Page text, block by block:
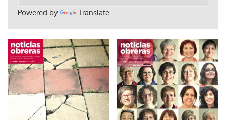
Powered by Translate